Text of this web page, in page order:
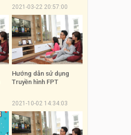
2021-03-22 20:57:00
Hướng dẫn sử dụng
Truyền hình FPT
2021-10-02 14:34:03